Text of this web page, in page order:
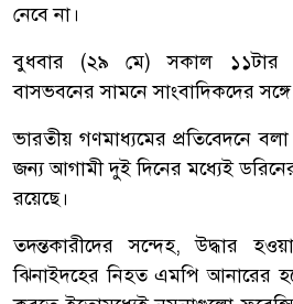
নেবে না।
বুধবার (২৯ মে) সকাল ১১টার
বাসভবনের সামনে সাংবাদিকদের
ভারতীয় গণমাধ্যমের প্রতিবেদনে
জন্য আগামী দুই দিনের মধ্যেই
রয়েছে।
তদন্তকারীদের সন্দেহ, উদ্ধার
ঝিনাইদহের নিহত এমপি আনারের